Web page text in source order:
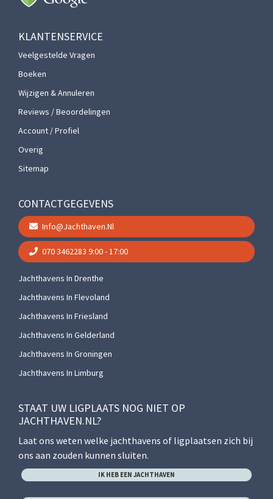
KLANTENSERVICE
Veelgestelde Vragen
Boeken
Wijzigen & Annuleren
Reviews / Beoordelingen
Account / Profiel
Overig
Sitemap
CONTACTGEGEVENS
Info@jachthaven.nl
070 3462283 9:00 - 17:00
Jachthavens In Drenthe
Jachthavens In Flevoland
Jachthavens In Friesland
Jachthavens In Gelderland
Jachthavens In Groningen
Jachthavens In Limburg
STAAT UW LIGPLAATS NOG NIET OP
JACHTHAVEN.NL?
Laat ons weten welke jachthavens of ligplaatsen zich bij
ons aan zouden kunnen sluiten.
IK HEB EEN JACHTHAVEN